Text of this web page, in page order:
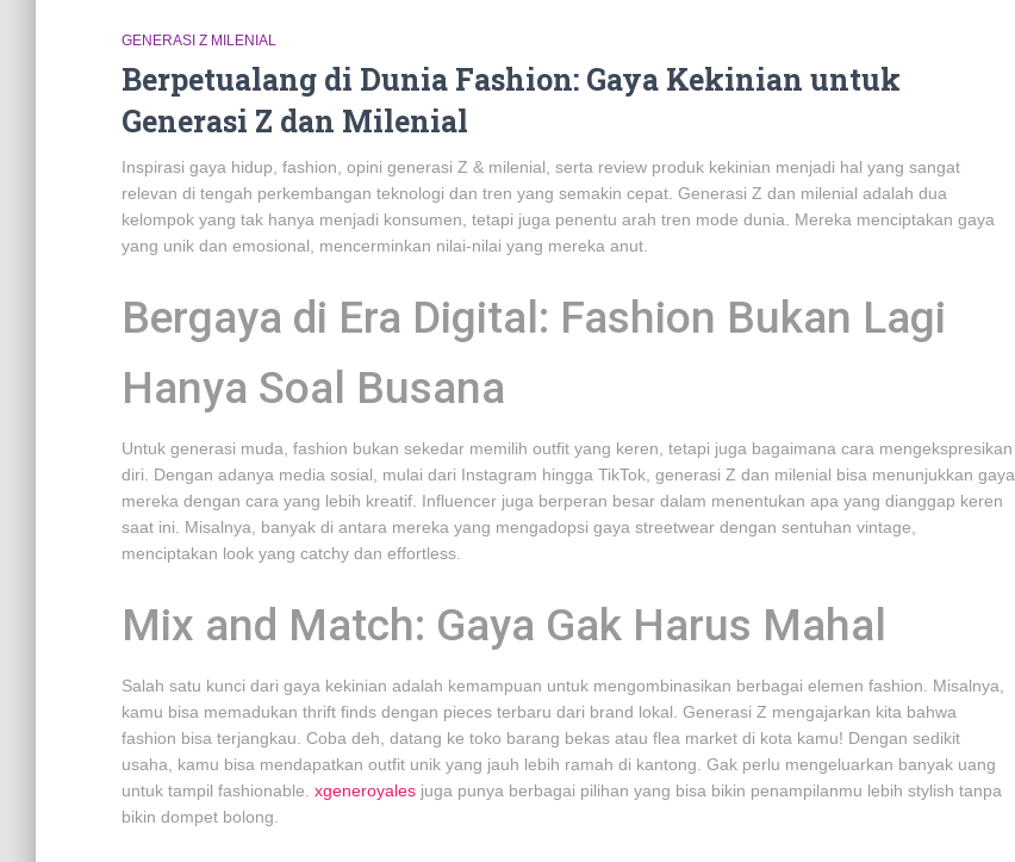
GENERASI Z MILENIAL
Berpetualang di Dunia Fashion: Gaya Kekinian untuk
Generasi Z dan Milenial
Inspirasi gaya hidup, fashion, opini generasi Z & milenial, serta review produk kekinian menjadi hal yang sangat
relevan di tengah perkembangan teknologi dan tren yang semakin cepat. Generasi Z dan milenial adalah dua
kelompok yang tak hanya menjadi konsumen, tetapi juga penentu arah tren mode dunia. Mereka menciptakan gaya
yang unik dan emosional, mencerminkan nilai-nilai yang mereka anut.
Bergaya di Era Digital: Fashion Bukan Lagi
Hanya Soal Busana
Untuk generasi muda, fashion bukan sekedar memilih outfit yang keren, tetapi juga bagaimana cara mengekspresikan
diri. Dengan adanya media sosial, mulai dari Instagram hingga TikTok, generasi Z dan milenial bisa menunjukkan gaya
mereka dengan cara yang lebih kreatif. Influencer juga berperan besar dalam menentukan apa yang dianggap keren
saat ini. Misalnya, banyak di antara mereka yang mengadopsi gaya streetwear dengan sentuhan vintage,
menciptakan look yang catchy dan effortless.
Mix and Match: Gaya Gak Harus Mahal
Salah satu kunci dari gaya kekinian adalah kemampuan untuk mengombinasikan berbagai elemen fashion. Misalnya,
kamu bisa memadukan thrift finds dengan pieces terbaru dari brand lokal. Generasi Z mengajarkan kita bahwa
fashion bisa terjangkau. Coba deh, datang ke toko barang bekas atau flea market di kota kamu! Dengan sedikit
usaha, kamu bisa mendapatkan outfit unik yang jauh lebih ramah di kantong. Gak perlu mengeluarkan banyak uang
untuk tampil fashionable. xgeneroyales juga punya berbagai pilihan yang bisa bikin penampilanmu lebih stylish tanpa
bikin dompet bolong.